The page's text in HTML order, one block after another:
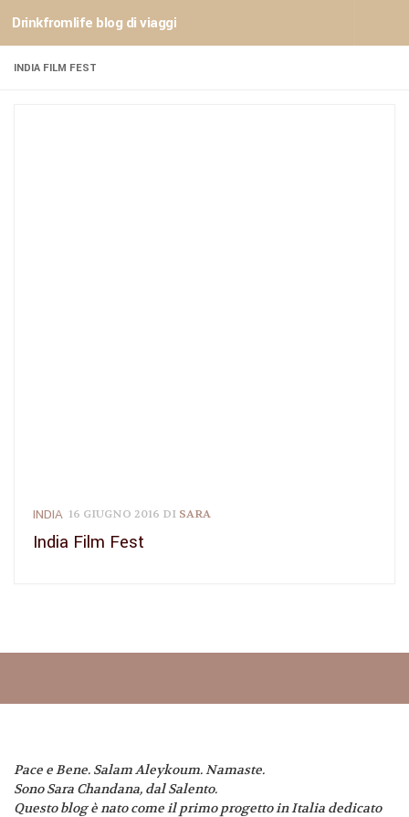
Sotto il contenuto
Drinkfromlife blog di viaggi
INDIA FILM FEST
INDIA 16 GIUGNO 2016 DI SARA
India Film Fest
Pace e Bene. Salam Aleykoum. Namaste.
Sono Sara Chandana, dal Salento.
Questo blog è nato come il primo progetto in Italia dedicato